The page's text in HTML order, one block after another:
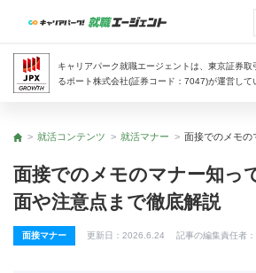
キャリアパーク就職エージェントは、東京証券
るポート株式会社(証券コード：7047)が運営して
トップ
就活コンテンツ 就活マナー
面接でのメモのマナー知っ
面や注意点まで徹底解説
面接マナー 更新日： 2026.6.24 記事の編集責任者：